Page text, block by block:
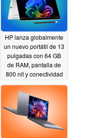
HP lanza globalmente
un nuevo portátil de 13
pulgadas con 64 GB
de RAM, pantalla de
800 nit y conectividad
06/04/2026